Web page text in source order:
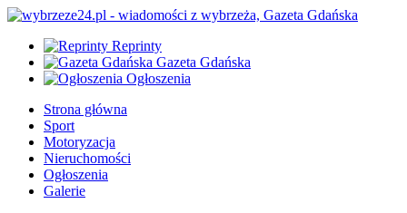
Reprinty
Gazeta Gdańska
Ogłoszenia
Strona główna
Sport
Motoryzacja
Nieruchomości
Ogłoszenia
Galerie